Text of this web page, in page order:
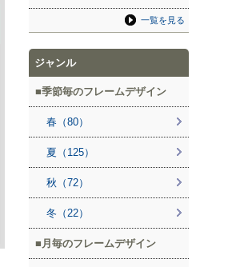
一覧を見る
ジャンル
季節毎のフレームデザイン
春（80）
夏（125）
秋（72）
冬（22）
月毎のフレームデザイン